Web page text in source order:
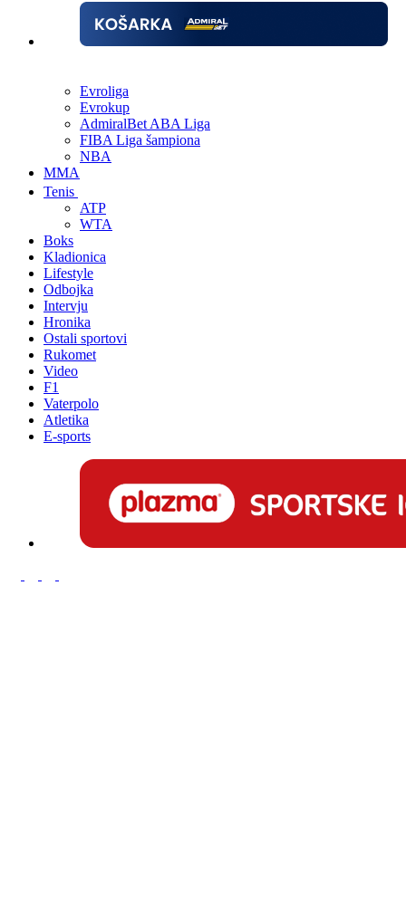
Evroliga
Evrokup
AdmiralBet ABA Liga
FIBA Liga šampiona
NBA
MMA
Tenis
ATP
WTA
Boks
Kladionica
Lifestyle
Odbojka
Intervju
Hronika
Ostali sportovi
Rukomet
Video
F1
Vaterpolo
Atletika
E-sports